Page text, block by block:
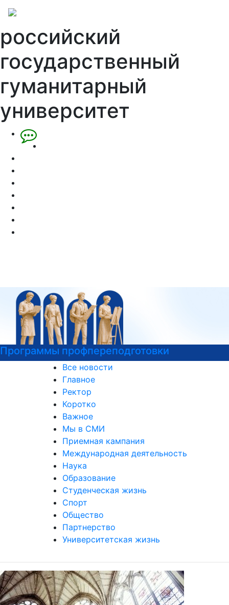
российский
государственный
гуманитарный
университет
Узнать больше о музейных
актуальных выставках
Все новости
Главное
Ректор
Коротко
Важное
Мы в СМИ
Приемная кампания
Международная деятельность
Наука
Образование
Студенческая жизнь
Спорт
Общество
Партнерство